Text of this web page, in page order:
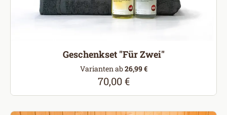
Geschenkset "Für Zwei"
Varianten ab26,99 €
Regulärer Preis:
70,00 €